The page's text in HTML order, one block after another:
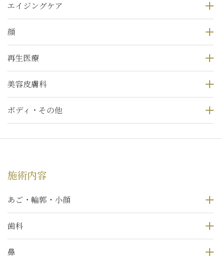
エイジングケア
顔
再生医療
美容皮膚科
ボディ・その他
施術内容
あご・輪郭・小顔
歯科
鼻